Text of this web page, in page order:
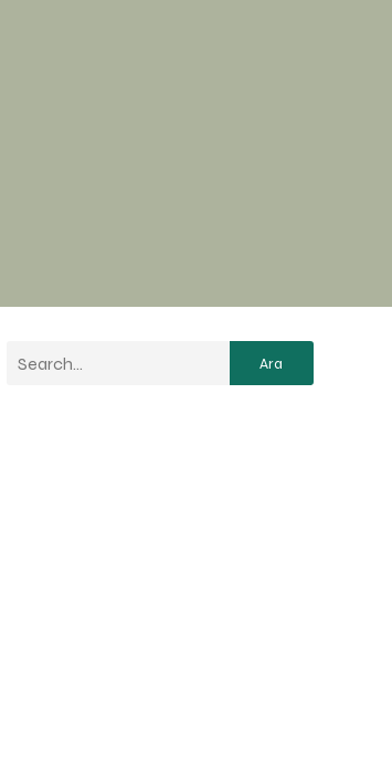
Ara